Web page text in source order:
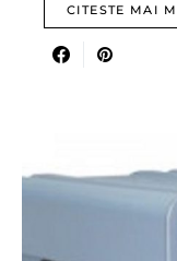
CITESTE MAI